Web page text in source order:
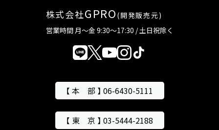
株式会社GPRO (開発販売元)
営業時間 月～金 9:30～17:30 / 土日祝除く
【 本 部 】 06-6430-5111
【 東 京 】 03-5444-2188